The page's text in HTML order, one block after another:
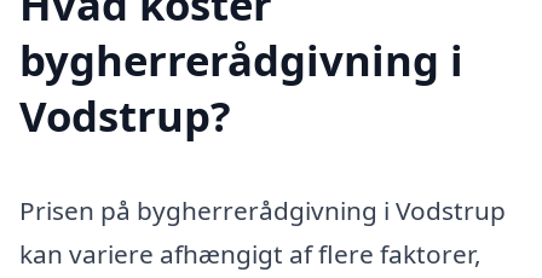
bygherrerådgivning i
Vodstrup?
Prisen på bygherrerådgivning i Vodstrup
kan variere afhængigt af flere faktorer,